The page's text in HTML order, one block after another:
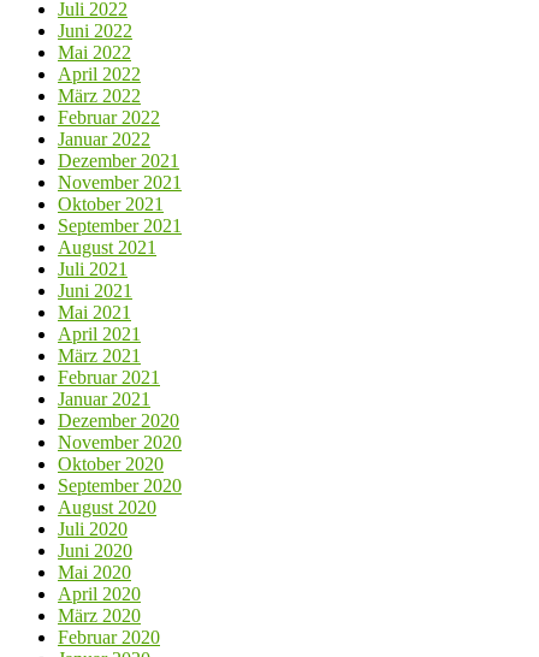
Juli 2022
Juni 2022
Mai 2022
April 2022
März 2022
Februar 2022
Januar 2022
Dezember 2021
November 2021
Oktober 2021
September 2021
August 2021
Juli 2021
Juni 2021
Mai 2021
April 2021
März 2021
Februar 2021
Januar 2021
Dezember 2020
November 2020
Oktober 2020
September 2020
August 2020
Juli 2020
Juni 2020
Mai 2020
April 2020
März 2020
Februar 2020